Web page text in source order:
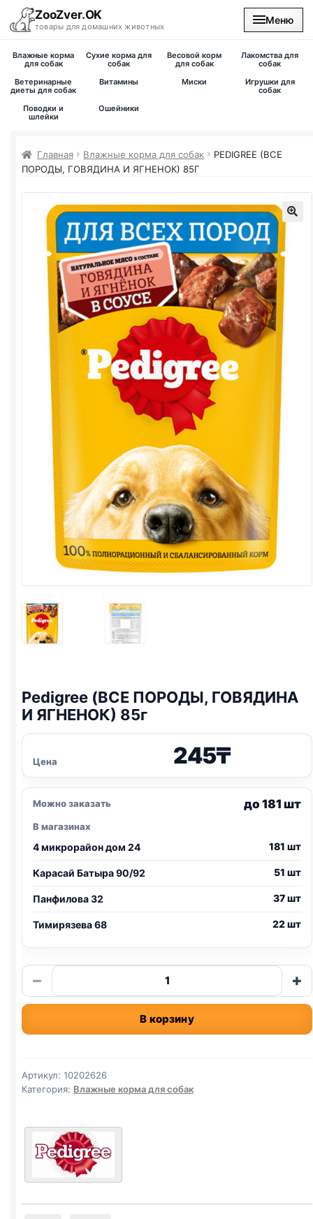
ZooZver.OK
товары для домашних животных
Меню
На главную
Вакансии
Влажные корма
для собак
Сухие корма для
собак
Весовой корм
для собак
Лакомства для
собак
Ветеринарные
диеты для собак
Витамины Миски
Игрушки для
собак
Поводки и
шлейки
Ошейники
Главная Влажные корма для собак
PEDIGREE (ВСЕ
ПОРОДЫ, ГОВЯДИНА И ЯГНЕНОК) 85Г
Pedigree (ВСЕ ПОРОДЫ, ГОВЯДИНА
И ЯГНЕНОК) 85г
Цена 245₸
Можно заказать до 181 шт
В магазинах
4 микрорайон дом 24 181 шт
Карасай Батыра 90/92 51 шт
Панфилова 32 37 шт
Тимирязева 68 22 шт
−
Количество
товара
Pedigree
ПОРОДЫ,
ЯГНЕНОК)
+
В корзину
Артикул: 10202626
Категория: Влажные корма для собак